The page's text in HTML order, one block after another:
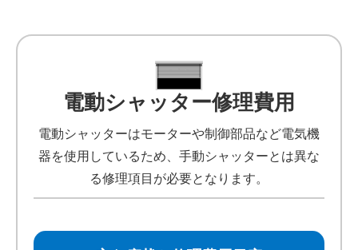
電動シャッター修理費用
電動シャッターはモーターや制御部品など電気機
器を使用しているため、手動シャッターとは異な
る修理項目が必要となります。